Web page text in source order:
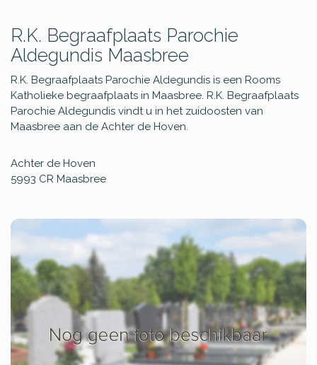
R.K. Begraafplaats Parochie
Aldegundis Maasbree
R.K. Begraafplaats Parochie Aldegundis is een Rooms
Katholieke begraafplaats in Maasbree. R.K. Begraafplaats
Parochie Aldegundis vindt u in het zuidoosten van
Maasbree aan de Achter de Hoven.
Achter de Hoven
5993 CR Maasbree